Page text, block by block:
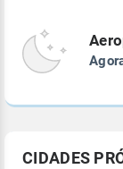
CIDADES